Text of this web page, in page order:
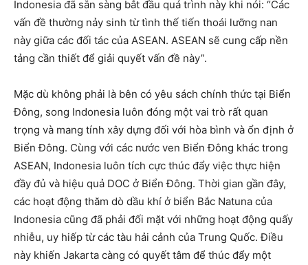
Indonesia đã sẵn sàng bắt đầu quá trình này khi nói: “Các
vấn đề thường nảy sinh từ tình thế tiến thoái lưỡng nan
này giữa các đối tác của ASEAN. ASEAN sẽ cung cấp nền
tảng cần thiết để giải quyết vấn đề này”.
Mặc dù không phải là bên có yêu sách chính thức tại Biển
Đông, song Indonesia luôn đóng một vai trò rất quan
trọng và mang tính xây dựng đối với hòa bình và ổn định ở
Biển Đông. Cùng với các nước ven Biển Đông khác trong
ASEAN, Indonesia luôn tích cực thúc đẩy việc thực hiện
đầy đủ và hiệu quả DOC ở Biển Đông. Thời gian gần đây,
các hoạt động thăm dò dầu khí ở biển Bắc Natuna của
Indonesia cũng đã phải đối mặt với những hoạt động quấy
nhiễu, uy hiếp từ các tàu hải cảnh của Trung Quốc. Điều
này khiến Jakarta càng có quyết tâm để thúc đẩy một